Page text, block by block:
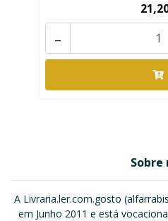
-
Sobre
A Livraria.ler.com.gosto
em Junho 2011 e está